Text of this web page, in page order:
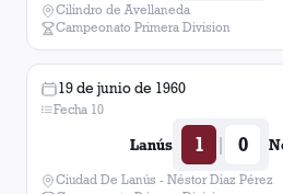
Cilindro de Avellaneda
Campeonato Primera Division
19 de junio de 1960
Fecha 10
Lanús 1 | 0
Ciudad De Lanús - Néstor Diaz Pérez